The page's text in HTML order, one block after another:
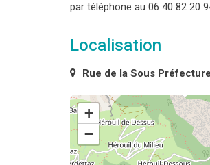
par téléphone au 06 40 82 20
Localisation
Rue de la Sous
+
−